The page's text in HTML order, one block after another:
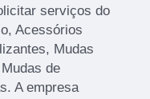
serviços do
Acessórios
Mudas
de
A empresa